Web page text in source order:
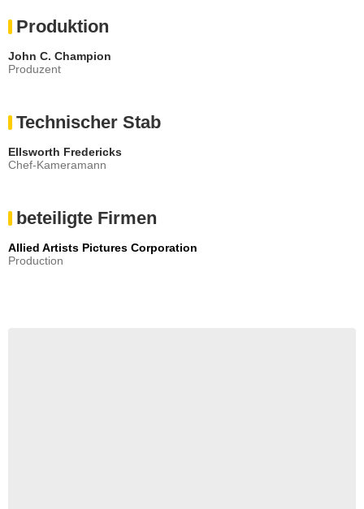
Produktion
John C. Champion
Produzent
Technischer Stab
Ellsworth Fredericks
Chef-Kameramann
beteiligte Firmen
Allied Artists Pictures Corporation
Production